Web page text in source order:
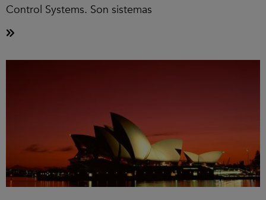
Control Systems. Son sistemas